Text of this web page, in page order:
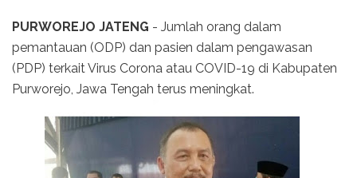
PURWOREJO JATENG - Jumlah orang dalam
pemantauan (ODP) dan pasien dalam pengawasan
(PDP) terkait Virus Corona atau COVID-19 di Kabupaten
Purworejo, Jawa Tengah terus meningkat.